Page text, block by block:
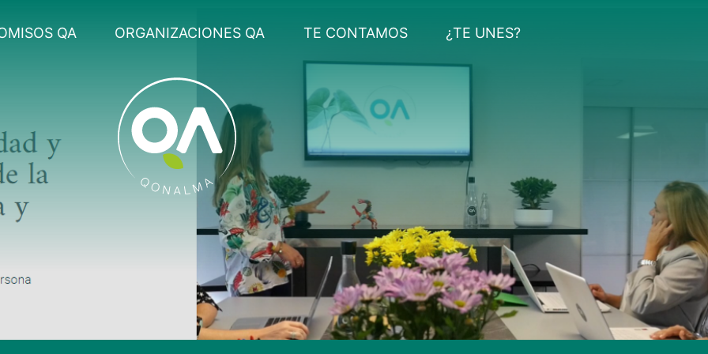
QA ORGANIZACIONES QA TE CONTAMOS ¿TE UNES?